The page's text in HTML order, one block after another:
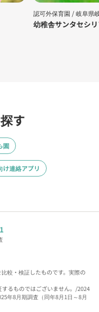
認可外保育園 /岐阜県
幼稚舎サンタセシ
す
園
け連絡アプリ
較・検証したものです。実際の
るものではございません。/2024
年8月期調査（同年8月1日～8月